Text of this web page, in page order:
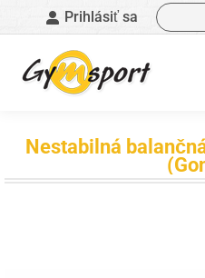
Prihlásiť sa
Nestabilná